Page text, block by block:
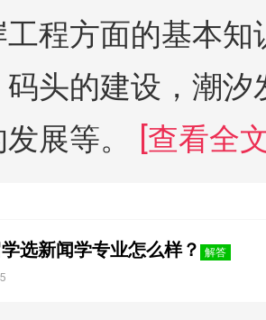
工程方面的基本
码头的建设，潮
展等。
[查看全
选新闻学专业怎么样？ 解答